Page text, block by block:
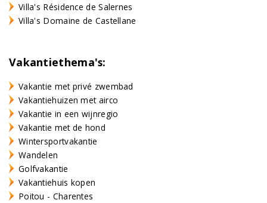
Villa's Résidence de Salernes
Villa's Domaine de Castellane
Vakantiethema's:
Vakantie met privé zwembad
Vakantiehuizen met airco
Vakantie in een wijnregio
Vakantie met de hond
Wintersportvakantie
Wandelen
Golfvakantie
Vakantiehuis kopen
Poitou - Charentes